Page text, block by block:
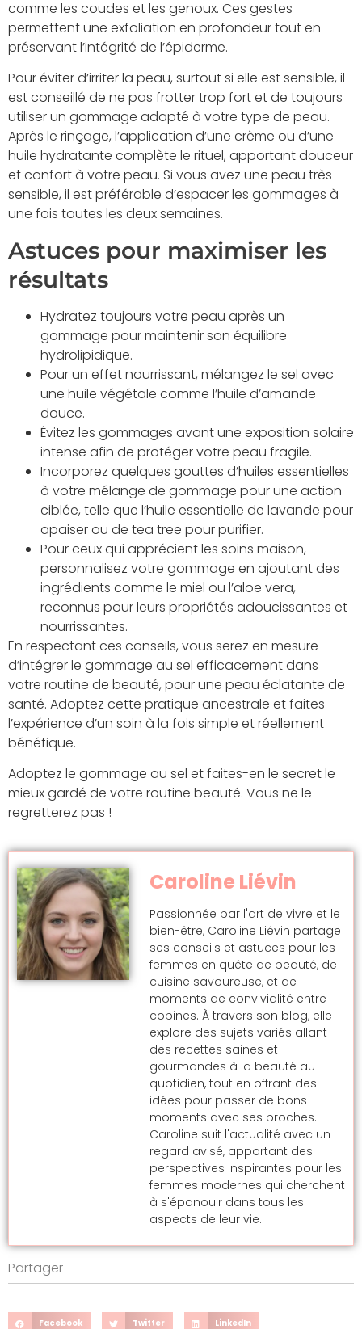
comme les coudes et les genoux. Ces gestes
permettent une exfoliation en profondeur tout en
préservant l’intégrité de l’épiderme.
Pour éviter d’irriter la peau, surtout si elle est sensible, il
est conseillé de ne pas frotter trop fort et de toujours
utiliser un gommage adapté à votre type de peau.
Après le rinçage, l’application d’une crème ou d’une
huile hydratante complète le rituel, apportant douceur
et confort à votre peau. Si vous avez une peau très
sensible, il est préférable d’espacer les gommages à
une fois toutes les deux semaines.
Astuces pour maximiser les
résultats
Hydratez toujours votre peau après un
gommage pour maintenir son équilibre
hydrolipidique.
Pour un effet nourrissant, mélangez le sel avec
une huile végétale comme l’huile d’amande
douce.
Évitez les gommages avant une exposition solaire
intense afin de protéger votre peau fragile.
Incorporez quelques gouttes d’huiles essentielles
à votre mélange de gommage pour une action
ciblée, telle que l’huile essentielle de lavande pour
apaiser ou de tea tree pour purifier.
Pour ceux qui apprécient les soins maison,
personnalisez votre gommage en ajoutant des
ingrédients comme le miel ou l’aloe vera,
reconnus pour leurs propriétés adoucissantes et
nourrissantes.
En respectant ces conseils, vous serez en mesure
d’intégrer le gommage au sel efficacement dans
votre routine de beauté, pour une peau éclatante de
santé. Adoptez cette pratique ancestrale et faites
l’expérience d’un soin à la fois simple et réellement
bénéfique.
Adoptez le gommage au sel et faites-en le secret le
mieux gardé de votre routine beauté. Vous ne le
regretterez pas !
Caroline Liévin
Passionnée par l'art de vivre et le
bien-être, Caroline Liévin partage
ses conseils et astuces pour les
femmes en quête de beauté, de
cuisine savoureuse, et de
moments de convivialité entre
copines. À travers son blog, elle
explore des sujets variés allant
des recettes saines et
gourmandes à la beauté au
quotidien, tout en offrant des
idées pour passer de bons
moments avec ses proches.
Caroline suit l'actualité avec un
regard avisé, apportant des
perspectives inspirantes pour les
femmes modernes qui cherchent
à s'épanouir dans tous les
aspects de leur vie.
Partager
Facebook Twitter LinkedIn